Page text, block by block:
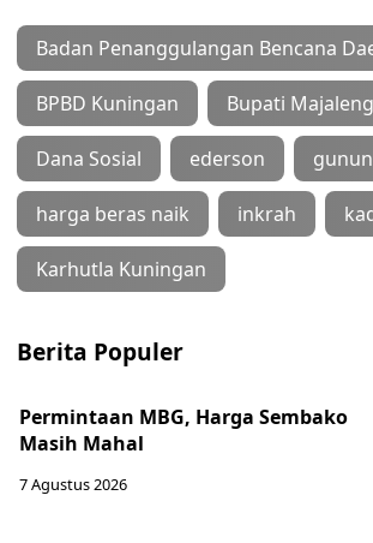
Badan Penanggulangan Bencana
BPBD Kuningan Bupati
Dana Sosial ederson
harga beras naik inkrah
Karhutla Kuningan
Berita Populer
Permintaan MBG, Harga Sembako
Masih Mahal
7 Agustus 2026